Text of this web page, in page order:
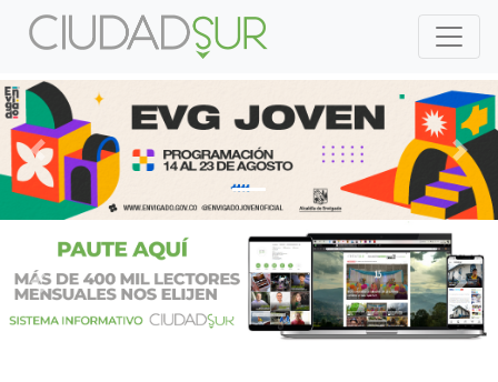
Previous
Previous